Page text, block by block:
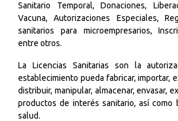
Sanitario Temporal, Donaciones,
Vacuna, Autorizaciones Especiales,
sanitarios para microempresarios,
entre otros.
La Licencias Sanitarias son la
establecimiento pueda fabricar, importar,
distribuir, manipular, almacenar, envasar,
productos de interés sanitario, así como
salud.